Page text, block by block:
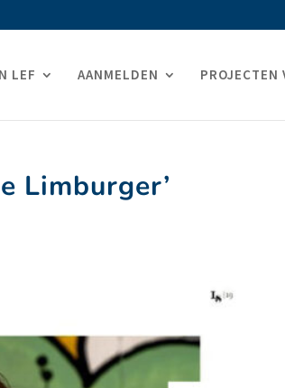
LEF AANMELDEN PROJECTEN
Limburger’